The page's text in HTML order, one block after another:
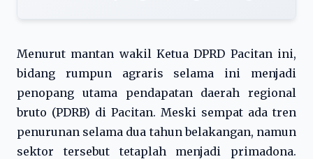
Menurut mantan wakil Ketua DPRD Pacitan ini,
bidang rumpun agraris selama ini menjadi
penopang utama pendapatan daerah regional
bruto (PDRB) di Pacitan. Meski sempat ada tren
penurunan selama dua tahun belakangan, namun
sektor tersebut tetaplah menjadi primadona.